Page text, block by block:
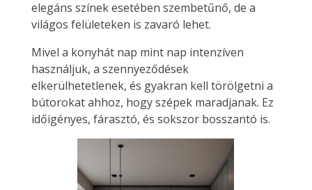
elegáns színek esetében szembetűnő, de a
világos felületeken is zavaró lehet.
Mivel a konyhát nap mint nap intenzíven
használjuk, a szennyeződések
elkerülhetetlenek, és gyakran kell törölgetni a
bútorokat ahhoz, hogy szépek maradjanak. Ez
időigényes, fárasztó, és sokszor bosszantó is.